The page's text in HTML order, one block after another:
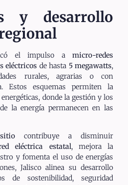
y desarrollo
el impulso a micro-redes
eléctricos de hasta 5 megawatts,
rurales, agrarias o con
Estos esquemas permiten la
donde la gestión y los
la energía permanecen en las
contribuye a disminuir
eléctrica estatal, mejora la
y fomenta el uso de energías
Jalisco alinea su desarrollo
de sostenibilidad, seguridad